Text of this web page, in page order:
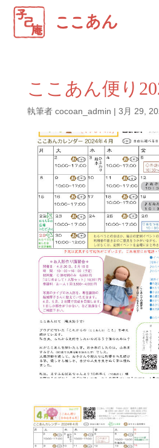
ここあん便り
執筆者 cocoan_admin | 3月 29,